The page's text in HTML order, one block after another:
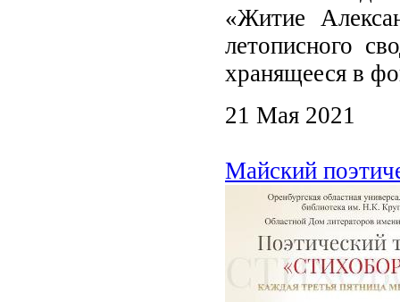
«Житие
летописного
хранящееся в
21 Мая 2021
Майский